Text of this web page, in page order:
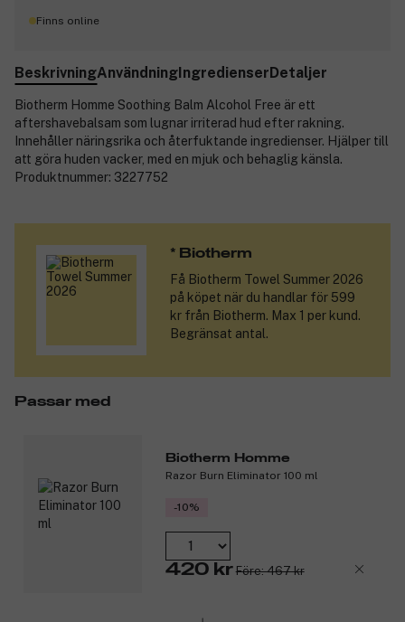
Finns online
BeskrivningAnvändningIngredienserDetaljer
Biotherm Homme Soothing Balm Alcohol Free är ett
aftershavebalsam som lugnar irriterad hud efter rakning.
Innehåller näringsrika och återfuktande ingredienser. Hjälper till
att göra huden vacker, med en mjuk och behaglig känsla.
Produktnummer: 3227752
* Biotherm
Få Biotherm Towel Summer 2026
på köpet när du handlar för 599
kr från Biotherm. Max 1 per kund.
Begränsat antal.
Passar med
Biotherm Homme
Razor Burn Eliminator 100 ml
-10%
420 kr Före: 467 kr